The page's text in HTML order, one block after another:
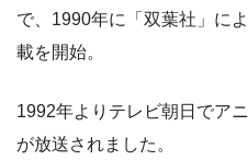
で、1990年に「双葉社」に
載を開始。
1992年よりテレビ朝日でア
が放送されました。